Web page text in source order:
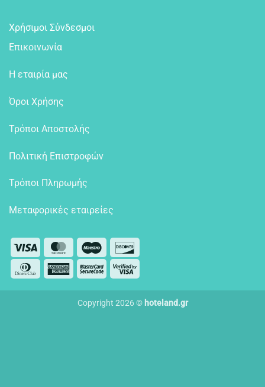
Χρήσιμοι Σύνδεσμοι
Επικοινωνία
Η εταιρία μας
Όροι Χρήσης
Τρόποι Αποστολής
Πολιτική Επιστροφών
Τρόποι Πληρωμής
Μεταφορικές εταιρείες
Visa MasterCardMaestro
Dinners
Club
American
Express
MasterCard
2
Visa
2
Copyright 2026 © hoteland.gr